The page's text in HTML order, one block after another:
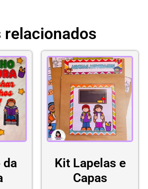
relacionados
da
Kit Lapelas e
Capas